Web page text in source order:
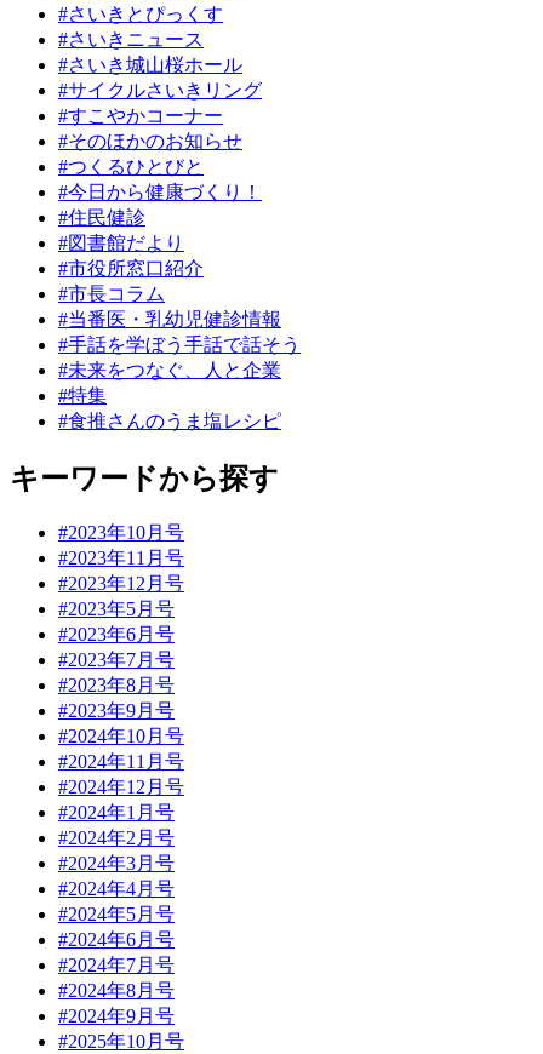
#さいきとぴっくす
#さいきニュース
#さいき城山桜ホール
#サイクルさいきリング
#すこやかコーナー
#そのほかのお知らせ
#つくるひとびと
#今日から健康づくり！
#住民健診
#図書館だより
#市役所窓口紹介
#市長コラム
#当番医・乳幼児健診情報
#手話を学ぼう手話で話そう
#未来をつなぐ、人と企業
#特集
#食推さんのうま塩レシピ
キーワードから探す
#2023年10月号
#2023年11月号
#2023年12月号
#2023年5月号
#2023年6月号
#2023年7月号
#2023年8月号
#2023年9月号
#2024年10月号
#2024年11月号
#2024年12月号
#2024年1月号
#2024年2月号
#2024年3月号
#2024年4月号
#2024年5月号
#2024年6月号
#2024年7月号
#2024年8月号
#2024年9月号
#2025年10月号